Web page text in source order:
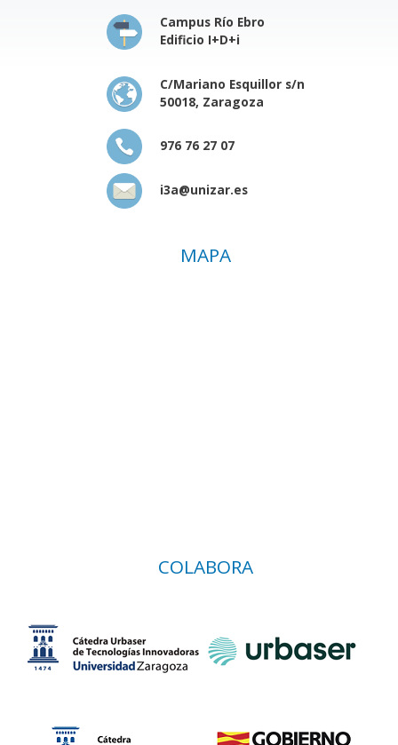
Campus Río Ebro
Edificio I+D+i
C/Mariano Esquillor s/n
50018, Zaragoza
976 76 27 07
i3a@unizar.es
MAPA
COLABORA